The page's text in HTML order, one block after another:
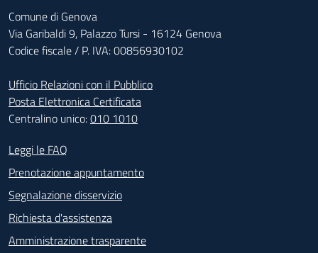
Comune di Genova
Via Garibaldi 9, Palazzo Tursi - 16124 Genova
Codice fiscale / P. IVA: 00856930102
Ufficio Relazioni con il Pubblico
Posta Elettronica Certificata
Centralino unico:010 1010
Footer - Contatti
Leggi le FAQ
Prenotazione appuntamento
Segnalazione disservizio
Richiesta d'assistenza
Amministrazione trasparente